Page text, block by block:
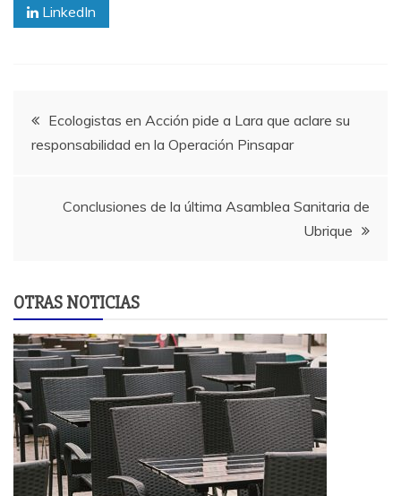
LinkedIn
Navegación
de
entradas
Ecologistas en Acción pide a Lara que aclare su
responsabilidad en la Operación Pinsapar
Conclusiones de la última Asamblea Sanitaria de
Ubrique
OTRAS NOTICIAS